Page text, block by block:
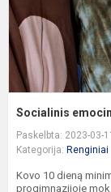
Socialinis
Paskelbta: 2023-03-11
Kategorija: Renginiai
Kovo 10 dieną
progimnazijoje